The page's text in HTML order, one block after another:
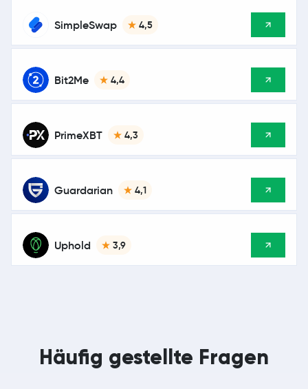
SimpleSwap 4,5
Bit2Me 4,4
PrimeXBT 4,3
Guardarian 4,1
Uphold 3,9
Häufig gestellte Fragen